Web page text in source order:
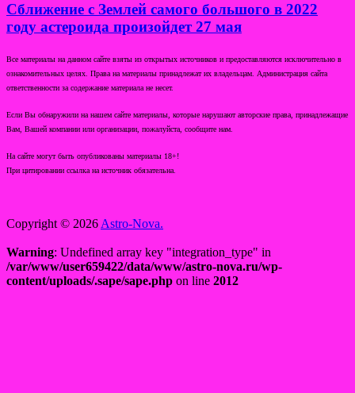
Сближение с Землей самого большого в 2022
году астероида произойдет 27 мая
Все материалы на данном сайте взяты из открытых источников и предоставляются исключительно в
ознакомительных целях. Права на материалы принадлежат их владельцам. Администрация сайта
ответственности за содержание материала не несет.
Если Вы обнаружили на нашем сайте материалы, которые нарушают авторские права, принадлежащие
Вам, Вашей компании или организации, пожалуйста, сообщите нам.
На сайте могут быть опубликованы материалы 18+!
При цитировании ссылка на источник обязательна.
Copyright © 2026 Astro-Nova.
Warning: Undefined array key "integration_type" in
/var/www/user659422/data/www/astro-nova.ru/wp-
content/uploads/.sape/sape.php on line 2012